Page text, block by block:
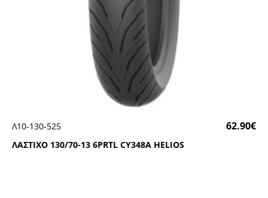
ΛΑΣΤΙΧΟ 130/70-13 6ΡRΤL CΥ348Α ΗΕLΙΟS
Λ10-130-525 62.90€